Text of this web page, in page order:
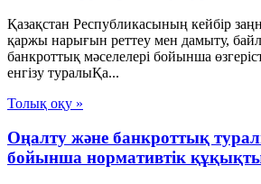
Қазақстан Республикасының кейбір
қаржы нарығын реттеу мен дамыту,
банкроттық мәселелері бойынша
енгізу туралыҚа...
Толық оқу »
Оңалту және банкроттық
бойынша нормативтік